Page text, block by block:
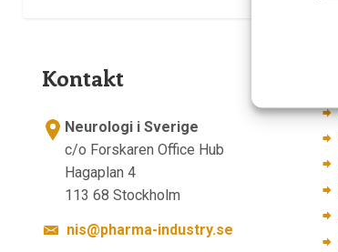
Kontakt
Neurologi i Sverige
c/o Forskaren Office Hub
Hagaplan 4
113 68 Stockholm
nis@pharma-industry.se